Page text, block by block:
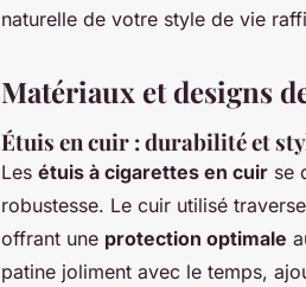
naturelle de votre style de vie
Matériaux et designs
Étuis en cuir : durabilité et
Les étuis à cigarettes en cuir se
robustesse. Le cuir utilisé
offrant une protection optimale
patine joliment avec le temps,